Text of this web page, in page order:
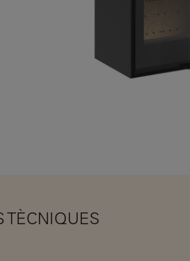
TÈCNIQUES